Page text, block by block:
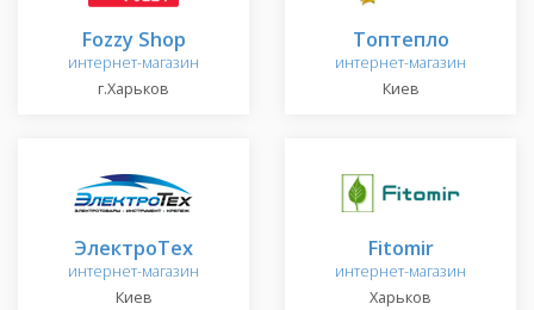
Fozzy Shop
интернет-магазин
г.Харьков
Топтепло
интернет-магазин
Киев
ЭлектроТех
интернет-магазин
Киев
Fitomir
интернет-магазин
Харьков